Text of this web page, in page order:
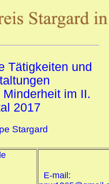
Tätigkeiten und
im II.
2017
Stargard